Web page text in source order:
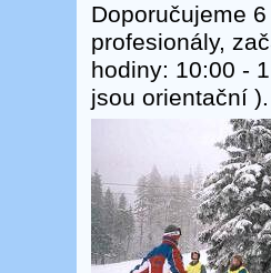
Doporučujeme
profesionály,
hodiny: 10:00 -
jsou orientační